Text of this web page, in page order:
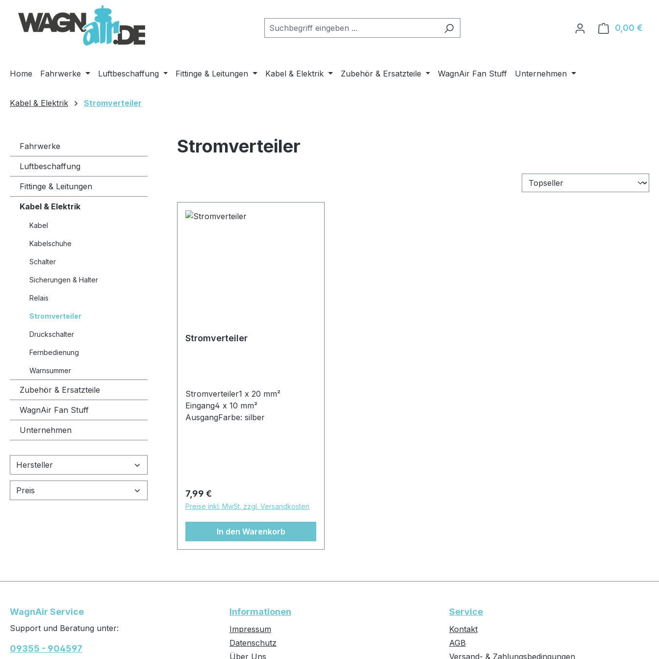
Hauptinhalt springen
Zur Suche springen
Zur Hauptnavigation springen
0,00 €
Home Fahrwerke Luftbeschaffung Fittinge & Leitungen Kabel & Elektrik Zubehör & Ersatzteile WagnAir Fan Stuff Unternehmen
Kabel & Elektrik Stromverteiler
Fahrwerke
Luftbeschaffung
Fittinge & Leitungen
Kabel & Elektrik
Kabel
Kabelschuhe
Schalter
Sicherungen & Halter
Relais
Stromverteiler
Druckschalter
Fernbedienung
Warnsummer
Zubehör & Ersatzteile
WagnAir Fan Stuff
Unternehmen
Hersteller
Preis
Stromverteiler
Stromverteiler
Stromverteiler1 x 20 mm²
Eingang4 x 10 mm²
AusgangFarbe: silber
Regulärer Preis:
7,99 €
Preise inkl. MwSt. zzgl. Versandkosten
In den Warenkorb
WagnAir Service
Support und Beratung unter:
09355 - 904597
Informationen
Impressum
Datenschutz
Über Uns
Service
Kontakt
AGB
Versand- & Zahlungsbedingungen